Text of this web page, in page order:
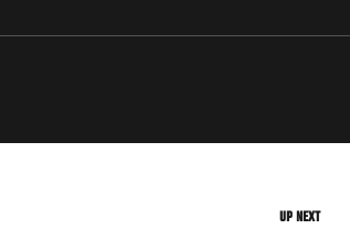
UP NEXT